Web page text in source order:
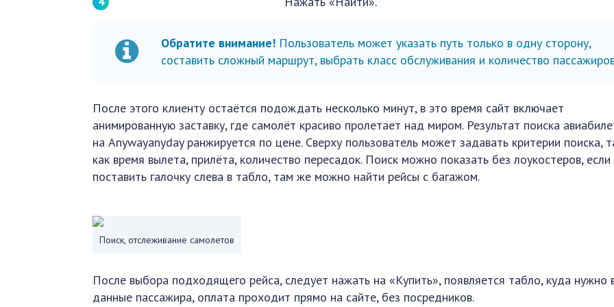
Обратите внимание! Пользователь может указать путь только в одну сторону,
составить сложный маршрут, выбрать класс обслуживания и количество
После этого клиенту остаётся подождать несколько минут, в это время сайт включает
анимированную заставку, где самолёт красиво пролетает над миром. Результат поиска
на Anywayanyday ранжируется по цене. Сверху пользователь может задавать критерии поиска,
как время вылета, прилёта, количество пересадок. Поиск можно показать без лоукостеров, если
поставить галочку слева в табло, там же можно найти рейсы с багажом.
Поиск, отслеживание самолетов
После выбора подходящего рейса, следует нажать на «Купить», появляется табло, куда нужно
данные пассажира, оплата проходит прямо на сайте, без посредников.